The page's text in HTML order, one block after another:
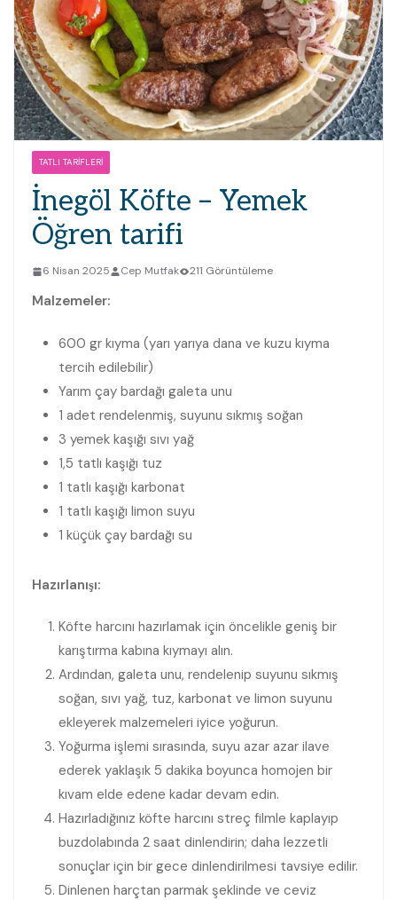
TATLI TARIFLERI
İnegöl Köfte – Yemek
Öğren tarifi
6 Nisan 2025 Cep Mutfak 211 Görüntüleme
Malzemeler:
600 gr kıyma (yarı yarıya dana ve kuzu kıyma
tercih edilebilir)
Yarım çay bardağı galeta unu
1 adet rendelenmiş, suyunu sıkmış soğan
3 yemek kaşığı sıvı yağ
1,5 tatlı kaşığı tuz
1 tatlı kaşığı karbonat
1 tatlı kaşığı limon suyu
1 küçük çay bardağı su
Hazırlanışı:
Köfte harcını hazırlamak için öncelikle geniş bir
karıştırma kabına kıymayı alın.
Ardından, galeta unu, rendelenip suyunu sıkmış
soğan, sıvı yağ, tuz, karbonat ve limon suyunu
ekleyerek malzemeleri iyice yoğurun.
Yoğurma işlemi sırasında, suyu azar azar ilave
ederek yaklaşık 5 dakika boyunca homojen bir
kıvam elde edene kadar devam edin.
Hazırladığınız köfte harcını streç filmle kaplayıp
buzdolabında 2 saat dinlendirin; daha lezzetli
sonuçlar için bir gece dinlendirilmesi tavsiye edilir.
Dinlenen harçtan parmak şeklinde ve ceviz